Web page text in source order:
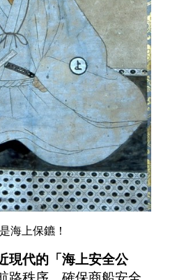
海上保鑣！
現代的「海上安全公